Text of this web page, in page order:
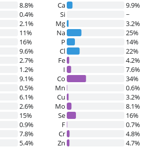
8.8%
0.4%
2.1%
11%
16%
9.6%
2.7%
1.2%
9.1%
0.5%
6.1%
2.6%
15%
0.9%
7.8%
5.4%
Ca
9.9%
Si
~
Mg
3.2%
Na
25%
P
14%
Cl
22%
Fe
4.2%
I
7.6%
Co
34%
Mn
0.6%
Cu
3.2%
Mo
8.1%
Se
16%
F
0.7%
Cr
4.8%
Zn
4.7%